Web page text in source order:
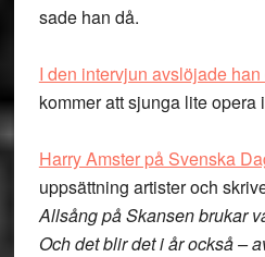
sade han då.
I den intervjun avslöjade
kommer att sjunga lite opera
Harry Amster på Svenska
uppsättning artister och
Allsång på Skansen brukar
Och det blir det i år också –